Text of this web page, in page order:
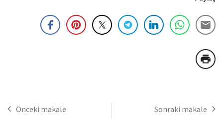
Önceki makale Sonraki makale